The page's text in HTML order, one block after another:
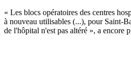
« Les blocs opératoires des centres
à nouveau utilisables (...), pour Saint-
de l'hôpital n'est pas altéré », a encore